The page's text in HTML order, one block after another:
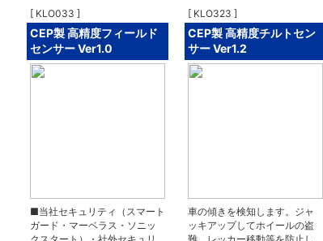
[ KLO033 ]
CEP製 高精度フィールド
センサー Ver1.0
■当社セキュリティ（スマート
ガード・マーベラス・ソニッ
[ KLO323 ]
CEP製 高精度チルトセン
サー Ver1.2
車の傾きを検知します。ジャ
ッキアップしてホイールの盗